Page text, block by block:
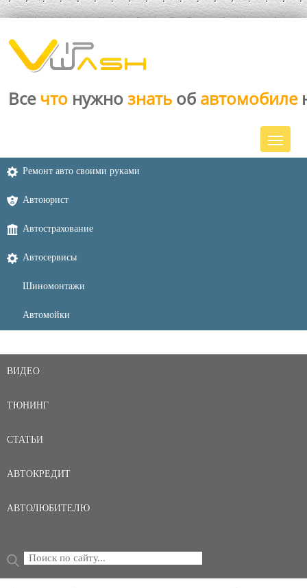
Все что нужно знать об автомобиле
Ремонт авто своими руками
Автоюрист
Автострахование
Автосервисы
Шиномонтажи
Автомойки
ВИДЕО
ТЮНИНГ
СТАТЬИ
АВТОКРЕДИТ
АВТОЛЮБИТЕЛЮ
ФОРМА ПОИСКА
Поиск